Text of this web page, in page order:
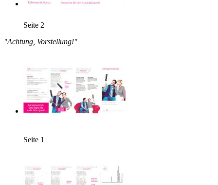
Seite 2
"Achtung, Vorstellung!"
Seite 1